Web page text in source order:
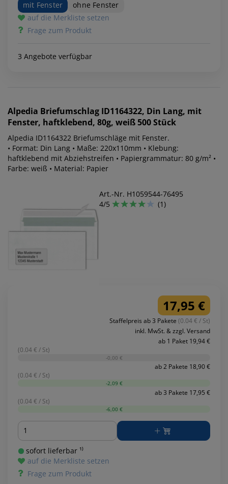
mit Fenster
ohne Fenster
auf die Merkliste setzen
Frage zum Produkt
3 Angebote verfügbar
Alpedia Briefumschlag ID1164322, Din Lang, mit
Fenster, haftklebend, 80g, weiß 500 Stück
Alpedia ID1164322 Briefumschläge mit Fenster.
• Format: Din Lang • Maße: 220x110mm • Klebung:
haftklebend mit Abziehstreifen • Papiergrammatur: 80 g/m² •
Farbe: weiß • Material: Papier
Art.-Nr. H1059544-76495
4/5
(1)
17,95 €
Staffelpreis ab 3 Pakete (0.04 € / St)
inkl. MwSt. & zzgl. Versand
ab 1 Paket 19,94 €
(0.04 € / St)
-0,00 €
ab 2 Pakete 18,90 €
(0.04 € / St)
-2,09 €
ab 3 Pakete 17,95 €
(0.04 € / St)
-6,00 €
Menge
sofort lieferbar ¹⁾
auf die Merkliste setzen
Frage zum Produkt